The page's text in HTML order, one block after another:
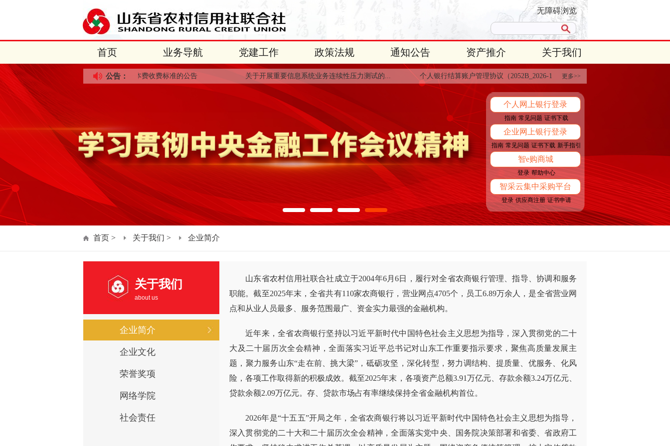
无障碍浏览
首页 业务导航 党建工作 政策法规 通知公告 资产推介 关于我们
个人网上银行登录
指南 常见问题 证书下载
企业网上银行登录
指南 常见问题 证书下载 新手指引
智e购商城
登录 帮助中心
智采云集中采购平台
登录 供应商注册 证书申请
公告：
消费投... 关于调整UK工本费收费标准的公告 关于开展重要信息系统业务连续性压力测试的... 个人银行结算账户管理协议（2052B_2026-1版... 更多>>
首页 > 关于我们 > 企业简介
关于我们
about us
企业简介
企业文化
荣誉奖项
网络学院
社会责任
山东省农村信用社联合社成立于2004年6月6日，履行对全省农商银行管理、指导、协调和服务
职能。截至2025年末，全省共有110家农商银行，营业网点4705个，员工6.89万余人，是全省营业网
点和从业人员最多、服务范围最广、资金实力最强的金融机构。
近年来，全省农商银行坚持以习近平新时代中国特色社会主义思想为指导，深入贯彻党的二十
大及二十届历次全会精神，全面落实习近平总书记对山东工作重要指示要求，聚焦高质量发展主
题，聚力服务山东“走在前、挑大梁”，砥砺攻坚，深化转型，努力调结构、提质量、优服务、化风
险，各项工作取得新的积极成效。截至2025年末，各项资产总额3.91万亿元、存款余额3.24万亿元、
贷款余额2.09万亿元。存、贷款市场占有率继续保持全省金融机构首位。
2026年是“十五五”开局之年，全省农商银行将以习近平新时代中国特色社会主义思想为指导，
深入贯彻党的二十大和二十届历次全会精神，全面落实党中央、国务院决策部署和省委、省政府工